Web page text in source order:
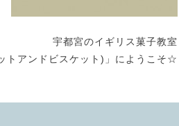
宇都宮のイギリス菓子教室
アンドビスケット)」にようこそ☆